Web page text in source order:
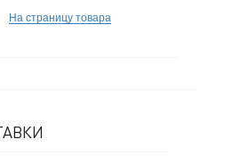
На страницу товара